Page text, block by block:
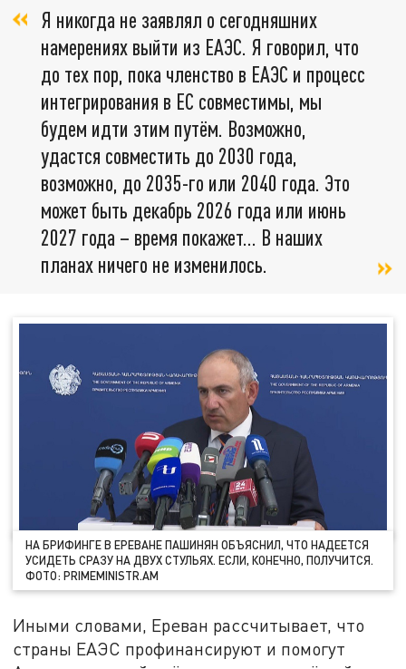
Я никогда не заявлял о сегодняшних
намерениях выйти из ЕАЭС. Я говорил, что
до тех пор, пока членство в ЕАЭС и процесс
интегрирования в ЕС совместимы, мы
будем идти этим путём. Возможно,
удастся совместить до 2030 года,
возможно, до 2035-го или 2040 года. Это
может быть декабрь 2026 года или июнь
2027 года – время покажет… В наших
планах ничего не изменилось.
НА БРИФИНГЕ В ЕРЕВАНЕ ПАШИНЯН ОБЪЯСНИЛ, ЧТО НАДЕЕТСЯ
УСИДЕТЬ СРАЗУ НА ДВУХ СТУЛЬЯХ. ЕСЛИ, КОНЕЧНО, ПОЛУЧИТСЯ.
ФОТО: PRIMEMINISTR.AM
Иными словами, Ереван рассчитывает, что
страны ЕАЭС профинансируют и помогут